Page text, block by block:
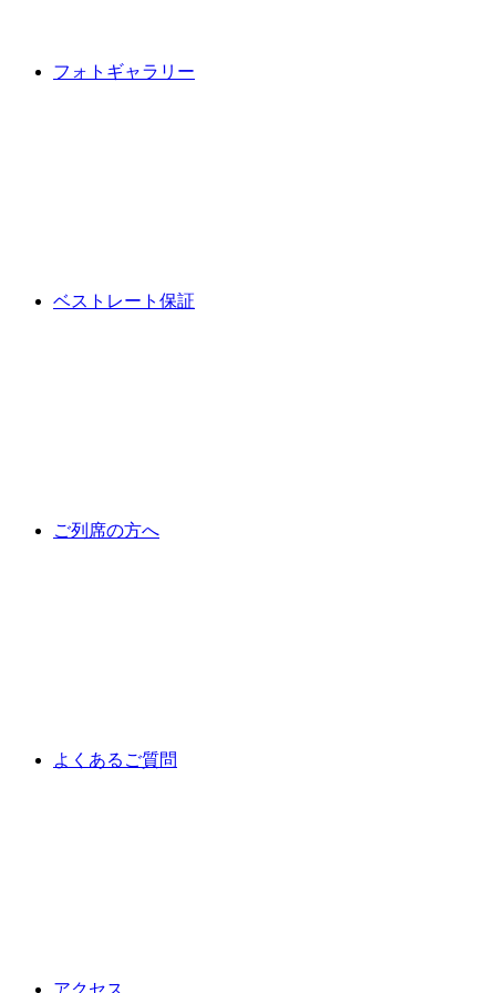
フォトギャラリー
ベストレート保証
ご列席の方へ
よくあるご質問
アクセス